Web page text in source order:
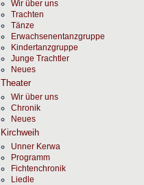
Wir über uns
Trachten
Tänze
Erwachsenentanzgruppe
Kindertanzgruppe
Junge Trachtler
Neues
Theater
Wir über uns
Chronik
Neues
Kirchweih
Unner Kerwa
Programm
Fichtenchronik
Liedle